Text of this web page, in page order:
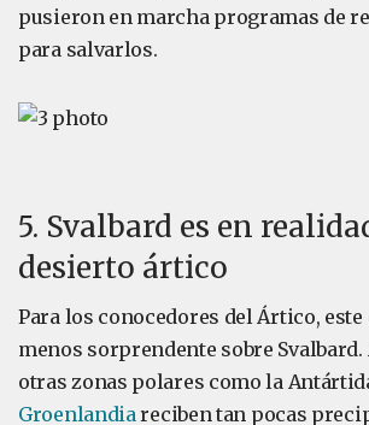
pusieron en marcha programas de
para salvarlos.
5. Svalbard es en
desierto ártico
Para los conocedores del Ártico, este
menos sorprendente sobre Svalbard.
otras zonas polares como la
Groenlandiareciben tan pocas